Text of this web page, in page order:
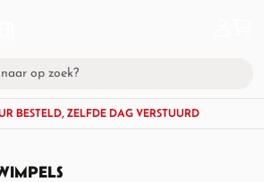
BESTELD, ZELFDE DAG VERSTUURD